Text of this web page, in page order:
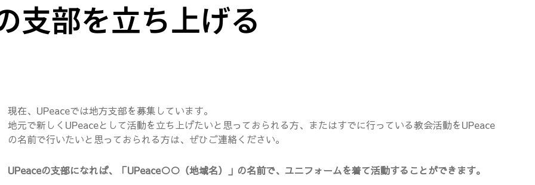
支部を立ち上げる
現在、UPeaceでは地方支部を募集しています。
地元で新しくUPeaceとして活動を立ち上げたいと思っておられる方、またはすでに行っている教会活動をUPeace
の名前で行いたいと思っておられる方は、ぜひご連絡ください。
UPeaceの支部になれば、「UPeace○○（地域名）」の名前で、ユニフォームを着て活動することができます。